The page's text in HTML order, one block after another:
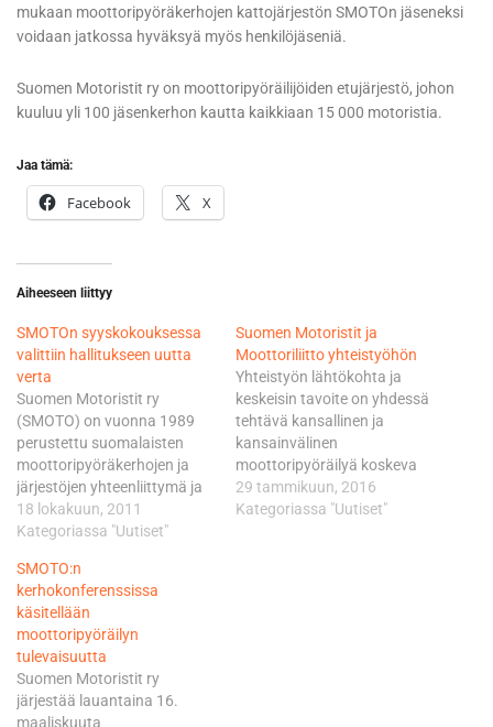
mukaan moottoripyöräkerhojen kattojärjestön SMOTOn jäseneksi
voidaan jatkossa hyväksyä myös henkilöjäseniä.
Suomen Motoristit ry on moottoripyöräilijöiden etujärjestö, johon
kuuluu yli 100 jäsenkerhon kautta kaikkiaan 15 000 motoristia.
Jaa tämä:
Facebook X
Aiheeseen liittyy
SMOTOn syyskokouksessa
valittiin hallitukseen uutta
verta
Suomen Motoristit ry
(SMOTO) on vuonna 1989
perustettu suomalaisten
moottoripyöräkerhojen ja
järjestöjen yhteenliittymä ja
yhteistyöelin, joka valvoo
suomalaisen motoristin
edunvalvonnan osana
SMOTO pyrkii mm.
vaikuttamaan
valtakunnallisesti laki- ja
asetusmuutosten sisältöön.
Kotimaassa SMOTO tekee
kiinteää yhteistyötä myös
18 lokakuun, 2011
Kategoriassa "Uutiset"
Suomen Motoristit ja
Moottoriliitto yhteistyöhön
Yhteistyön lähtökohta ja
keskeisin tavoite on yhdessä
tehtävä kansallinen ja
kansainvälinen
moottoripyöräilyä koskeva
edunvalvontatyö.
Sopimuksen tavoitteena on
29 tammikuun, 2016
Kategoriassa "Uutiset"
SMOTO:n
kerhokonferenssissa
käsitellään
moottoripyöräilyn
tulevaisuutta
Suomen Motoristit ry
järjestää lauantaina 16.
maaliskuuta